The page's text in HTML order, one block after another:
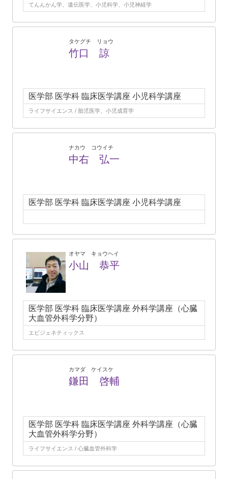
てんんかん学、遺伝医学、小児科学、小児神経学
タケグチ リョウ
竹口 諒
医学部 医学科 臨床医学講座 小児科学講座
ライフサイエンス / 胎児医学、小児成育学
ナカウ コウイチ
中右 弘一
医学部 医学科 臨床医学講座 小児科学講座
オヤマ キョウヘイ
小山 恭平
医学部 医学科 臨床医学講座 外科学講座（心臓
大血管外科学分野）
エピジェネティックス
カマダ ケイスケ
鎌田 啓輔
医学部 医学科 臨床医学講座 外科学講座（心臓
大血管外科学分野）
ライフサイエンス / 心臓血管外科学